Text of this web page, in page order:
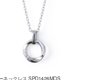
ネックレス SPD1426MOS